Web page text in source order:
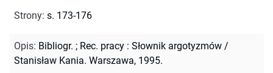
Strony: s. 173-176
Opis: Bibliogr. ; Rec. pracy : Słownik argotyzmów /
Stanisław Kania. Warszawa, 1995.